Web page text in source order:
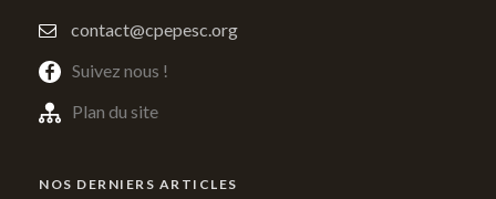
contact@cpepesc.org
Suivez nous !
Plan du site
NOS DERNIERS ARTICLES